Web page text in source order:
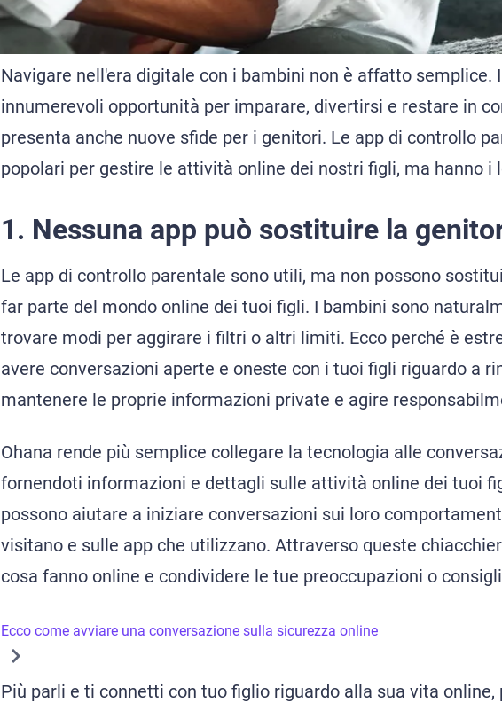
Navigare nell'era digitale con i bambini non è affatto semplice.
innumerevoli opportunità per imparare, divertirsi e restare in
presenta anche nuove sfide per i genitori. Le app di controllo
popolari per gestire le attività online dei nostri figli, ma hanno i
1. Nessuna app può sostituire la
Le app di controllo parentale sono utili, ma non possono
far parte del mondo online dei tuoi figli. I bambini sono
trovare modi per aggirare i filtri o altri limiti. Ecco perché è
avere conversazioni aperte e oneste con i tuoi figli riguardo a
mantenere le proprie informazioni private e agire
Ohana rende più semplice collegare la tecnologia alle
fornendoti informazioni e dettagli sulle attività online dei tuoi
possono aiutare a iniziare conversazioni sui loro
visitano e sulle app che utilizzano. Attraverso queste
cosa fanno online e condividere le tue preoccupazioni o
Ecco come avviare una conversazione sulla sicurezza online
Più parli e ti connetti con tuo figlio riguardo alla sua vita online,